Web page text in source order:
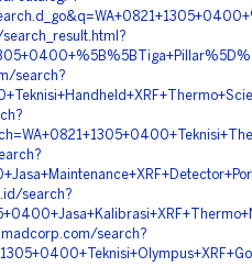
search?
search?
search?